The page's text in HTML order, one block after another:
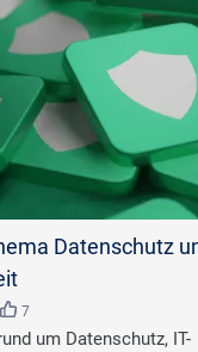
Datenschutz
7
um Datenschutz, IT-